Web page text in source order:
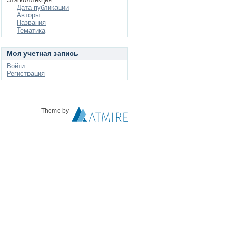
Дата публикации
Авторы
Названия
Тематика
Моя учетная запись
Войти
Регистрация
Theme by